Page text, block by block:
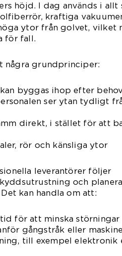
höjd. I dag används i allt
kraftiga
ytor från golvet, vilket
för fall.
några grundprinciper:
byggas ihop efter
ser ytan tydligt
direkt, i stället för att
rör och känsliga ytor
leverantörer följer
och
kan handla om att:
för att minska störningar
gångstråk eller
till exempel elektronik